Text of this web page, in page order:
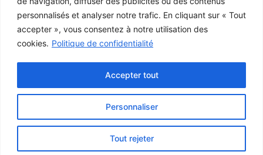
personnalisés et analyser notre trafic. En cliquant sur « Tout
accepter », vous consentez à notre utilisation des
cookies. Politique de confidentialité
Personnaliser
Tout rejeter
Accepter tout
Ce projet a été rendu possible grâce au
gouvernement du Canada.
Connexion
Conception:Le Web simple